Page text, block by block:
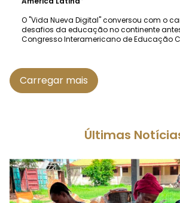
O "Vida Nueva Digital" conversou com o
desafios da educação no continente antes
Congresso Interamericano de Educação
Carregar mais
Últimas